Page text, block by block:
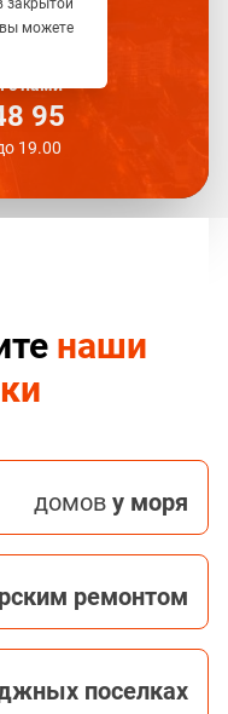
с нами
95
19.00
закрытой
можете
наши
домов у моря
ремонтом
поселках